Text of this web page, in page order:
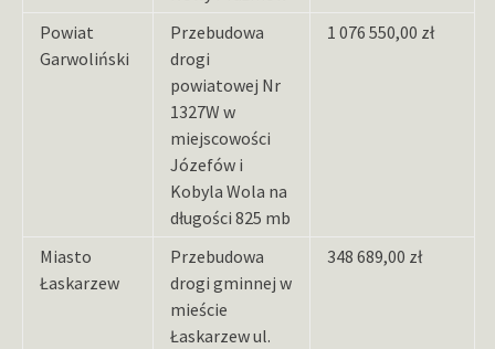
Powiat
Garwoliński
Przebudowa
drogi
powiatowej Nr
1327W w
miejscowości
Józefów i
Kobyla Wola na
długości 825 mb
1 076 550,00 zł
Miasto
Łaskarzew
Przebudowa
drogi gminnej w
mieście
Łaskarzew ul.
348 689,00 zł